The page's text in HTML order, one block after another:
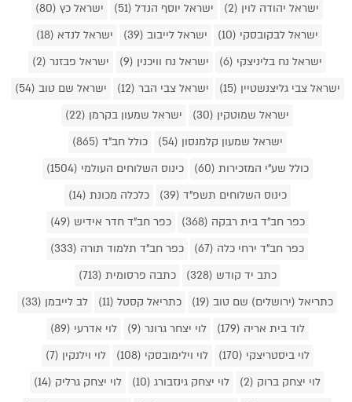
ישראל יהודה לוין (2)
ישראל יוסף הנדל (51)
ישראל כץ (80)
ישראל לבקובסקי (10)
ישראל לייבוב (39)
ישראל לנדא (18)
ישראל נח בליניצקי (6)
ישראל נח וויכנין (9)
ישראל פבזנר (2)
ישראל צבי גליצנשטיין (15)
ישראל צבי הבר (12)
ישראל שם טוב (54)
ישראל שמוטקין (30)
ישראל שמעון בקרמן (22)
ישראל שמעון קלמנסון (54)
כולל חב"ד (865)
כולל שע"י המזכירות (60)
כינוס השלוחים העולמי (1504)
כינוס השלוחים תשפ"ד (39)
כלכלה מכונת (14)
כפר חב"ד בית רבקה (368)
כפר חב"ד חדר אידיש (49)
כפר חב"ד ירחי כלה (67)
כפר חב"ד תלמוד תורה (333)
כתב יד קודש (328)
כתבה פרסומית (713)
כתריאל (ירושלים) שם טוב (19)
כתריאל קסטל (11)
לב לייבמן (33)
לוד בית אריה (179)
לוי יצחר גרונר (9)
לוי אדרעי (89)
לוי ביסטריצקי (170)
לוי וילימובסקי (108)
לוי וילנקין (7)
לוי יצחק ברוק (2)
לוי יצחק גינזבורג (10)
לוי יצחק גרליק (14)